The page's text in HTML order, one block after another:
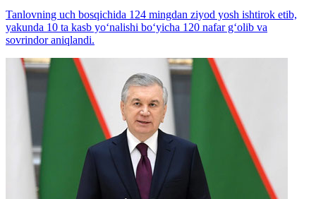
Tanlovning uch bosqichida 124 mingdan ziyod yosh ishtirok etib,
yakunda 10 ta kasb yo‘nalishi bo‘yicha 120 nafar g‘olib va
sovrindor aniqlandi.